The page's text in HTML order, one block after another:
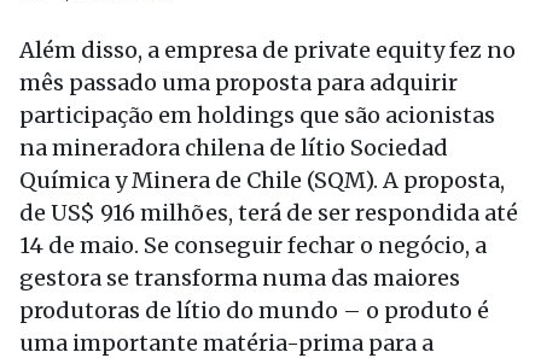
Além disso, a empresa de private equity fez no
mês passado uma proposta para adquirir
participação em holdings que são acionistas
na mineradora chilena de lítio Sociedad
Química y Minera de Chile (SQM). A proposta,
de US$ 916 milhões, terá de ser respondida até
14 de maio. Se conseguir fechar o negócio, a
gestora se transforma numa das maiores
produtoras de lítio do mundo – o produto é
uma importante matéria-prima para a